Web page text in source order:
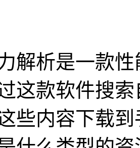
解析是一款
这款软件搜
些内容下载